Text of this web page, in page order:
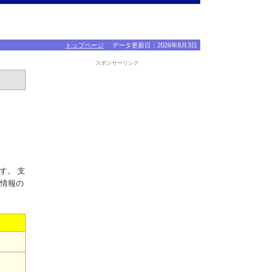
トップページ データ更新日： 2026年8月3日
。 支
報の
スポンサーリンク